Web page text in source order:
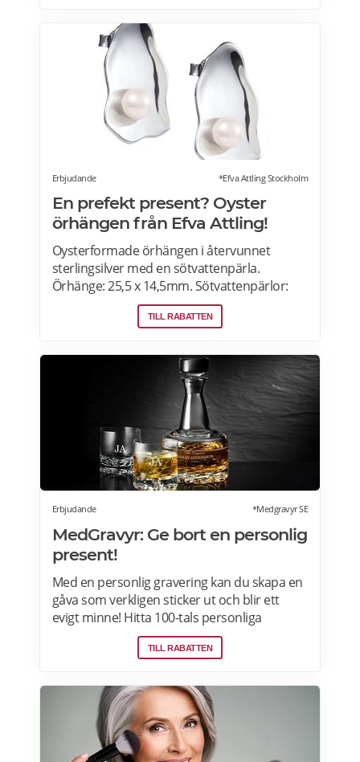
innebär att paketet ställs utanför dörren vid
leverans. Läs mer om Ostogram
erbjudanden här>>>
Erbjudande *Efva Attling Stockholm
En prefekt present? Oyster
örhängen från Efva Attling!
Oysterformade örhängen i återvunnet
sterlingsilver med en sötvattenpärla.
Örhänge: 25,5 x 14,5mm. Sötvattenpärlor:
6,5mm. Älskade skatter från havet! Hos Efva
Attling hittar du örhängen i sterling silver
TILL RABATTEN
Erbjudande *Medgravyr SE
MedGravyr: Ge bort en personlig
present!
Med en personlig gravering kan du skapa en
gåva som verkligen sticker ut och blir ett
evigt minne! Hitta 100-tals personliga
presenter för alla tillfällen. Fri frakt över 800
kr | Behöver du din beställning snabbt? Välj
MedGravyr erbjudanden här>>>
TILL RABATTEN